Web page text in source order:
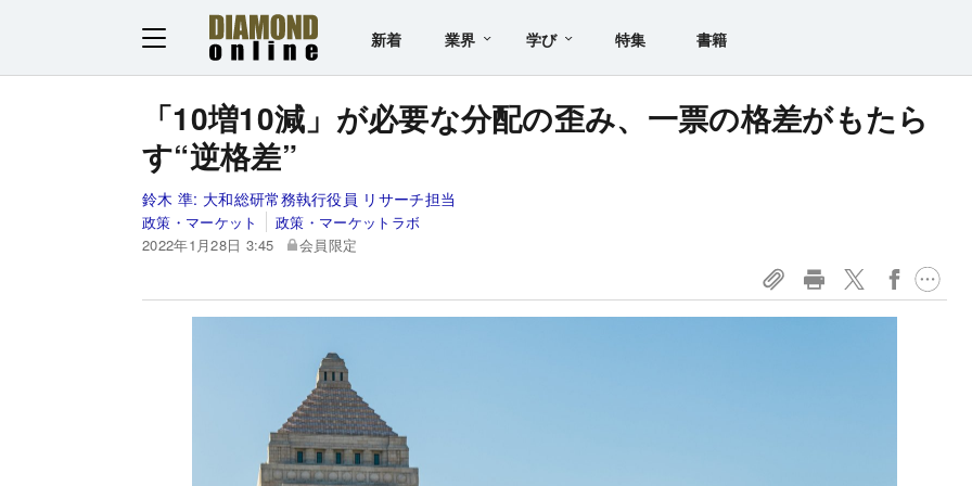
新着 業界 学び 特集 書籍
「10増10減」が必要な分配の歪み、一票の格差がもたら
す“逆格差”
鈴木 準: 大和総研常務執行役員 リサーチ担当
政策・マーケット
政策・マーケットラボ
2022年1月28日 3:45
会員限定